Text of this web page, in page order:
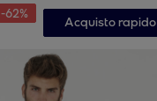
-62%
Acquisto rapido